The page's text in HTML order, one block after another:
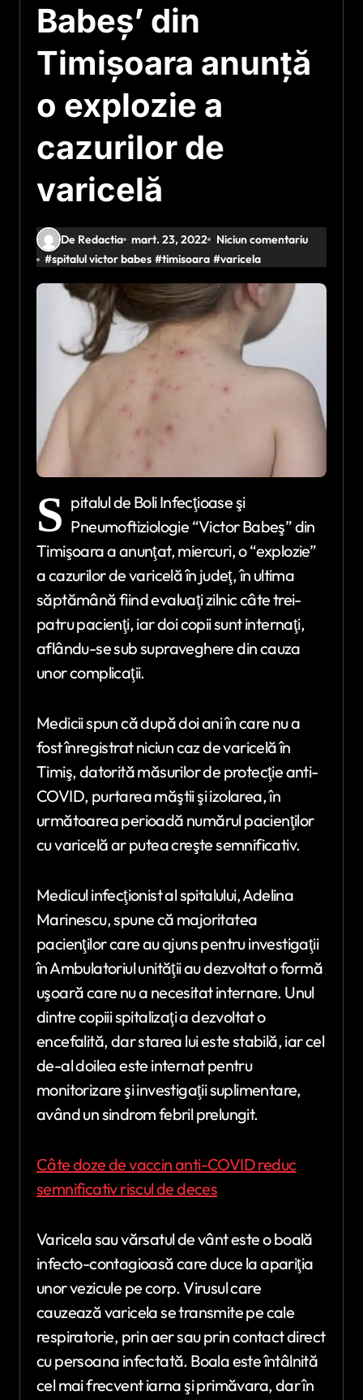
Babeş’ din
Timişoara anunţă
o explozie a
cazurilor de
varicelă
De Redactia mart. 23, 2022
Niciun comentariu
#spitalul victor babes #timisoara #varicela
S pitalul de Boli Infecţioase şi
Pneumoftiziologie “Victor Babeş” din
Timişoara a anunţat, miercuri, o “explozie”
a cazurilor de varicelă în judeţ, în ultima
săptămână fiind evaluaţi zilnic câte trei-
patru pacienţi, iar doi copii sunt internaţi,
aflându-se sub supraveghere din cauza
unor complicaţii.
Medicii spun că după doi ani în care nu a
fost înregistrat niciun caz de varicelă în
Timiş, datorită măsurilor de protecţie anti-
COVID, purtarea măştii şi izolarea, în
următoarea perioadă numărul pacienţilor
cu varicelă ar putea creşte semnificativ.
Medicul infecţionist al spitalului, Adelina
Marinescu, spune că majoritatea
pacienţilor care au ajuns pentru investigaţii
în Ambulatoriul unităţii au dezvoltat o formă
uşoară care nu a necesitat internare. Unul
dintre copiii spitalizaţi a dezvoltat o
encefalită, dar starea lui este stabilă, iar cel
de-al doilea este internat pentru
monitorizare şi investigaţii suplimentare,
având un sindrom febril prelungit.
Câte doze de vaccin anti-COVID reduc
semnificativ riscul de deces
Varicela sau vărsatul de vânt este o boală
infecto-contagioasă care duce la apariţia
unor vezicule pe corp. Virusul care
cauzează varicela se transmite pe cale
respiratorie, prin aer sau prin contact direct
cu persoana infectată. Boala este întâlnită
cel mai frecvent iarna şi primăvara, dar în